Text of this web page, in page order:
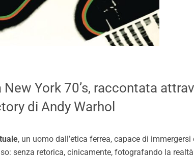
York 70’s, raccontata
di Andy Warhol
, un uomo dall’etica ferrea, capace di
senza retorica, cinicamente, fotografando la